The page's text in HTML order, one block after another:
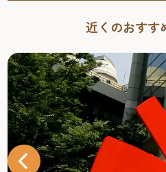
近くのおすす